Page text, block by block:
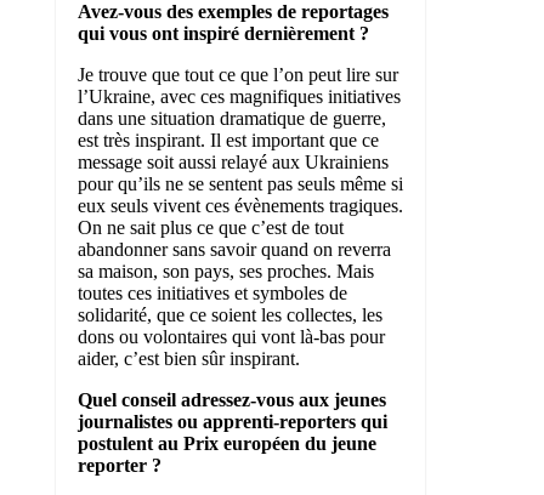
Avez-vous des exemples de reportages
qui vous ont inspiré dernièrement ?
Je trouve que tout ce que l’on peut lire sur
l’Ukraine, avec ces magnifiques initiatives
dans une situation dramatique de guerre,
est très inspirant. Il est important que ce
message soit aussi relayé aux Ukrainiens
pour qu’ils ne se sentent pas seuls même si
eux seuls vivent ces évènements tragiques.
On ne sait plus ce que c’est de tout
abandonner sans savoir quand on reverra
sa maison, son pays, ses proches. Mais
toutes ces initiatives et symboles de
solidarité, que ce soient les collectes, les
dons ou volontaires qui vont là-bas pour
aider, c’est bien sûr inspirant.
Quel conseil adressez-vous aux jeunes
journalistes ou apprenti-reporters qui
postulent au Prix européen du jeune
reporter ?